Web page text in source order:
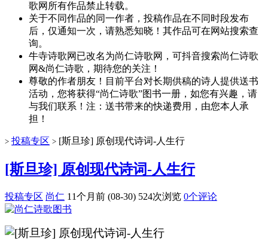
歌网所有作品禁止转载。
关于不同作品的同一作者，投稿作品在不同时段发布
后，仅通知一次，请熟悉知晓！其作品可在网站搜索查
询。
牛寺诗歌网已改名为尚仁诗歌网，可抖音搜索尚仁诗歌
网&尚仁诗歌，期待您的关注！
尊敬的作者朋友！目前平台对长期供稿的诗人提供送书
活动，您将获得“尚仁诗歌”图书一册，如您有兴趣，请
与我们联系！注：送书带来的快递费用，由您本人承
担！
> 投稿专区 > [斯旦珍] 原创现代诗词-人生行
[斯旦珍] 原创现代诗词-人生行
投稿专区 尚仁 11个月前 (08-30) 524次浏览 0个评论